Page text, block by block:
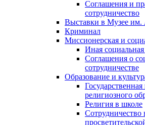
Соглашения и
сотрудничество
Выставки в Музее им.
Криминал
Миссионерская и
Иная социальная
Соглашения о
сотрудничестве
Образование и
религиозного
Религия в школе
Сотрудничество